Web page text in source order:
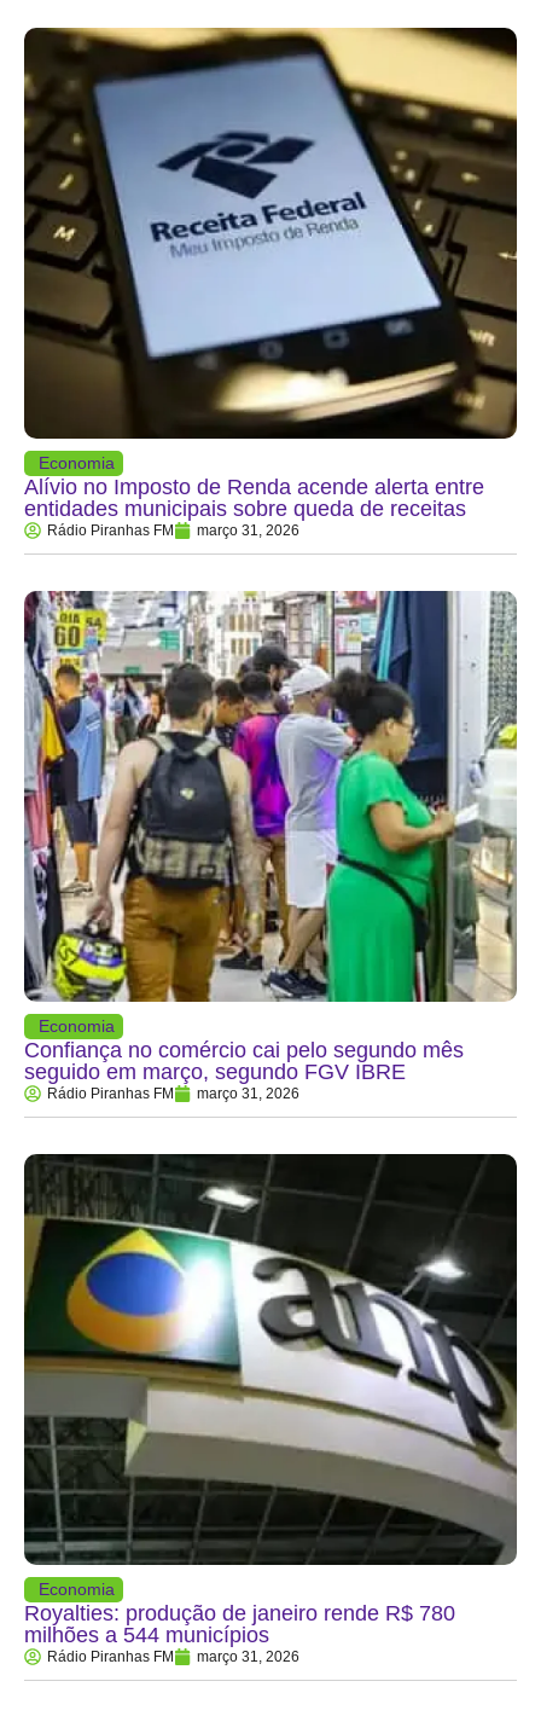
Economia
Alívio no Imposto de Renda acende alerta entre
entidades municipais sobre queda de receitas
Rádio Piranhas FM março 31, 2026
Economia
Confiança no comércio cai pelo segundo mês
seguido em março, segundo FGV IBRE
Rádio Piranhas FM março 31, 2026
Economia
Royalties: produção de janeiro rende R$ 780
milhões a 544 municípios
Rádio Piranhas FM março 31, 2026